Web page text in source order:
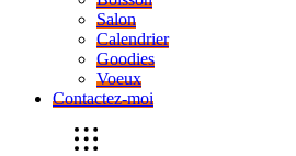
Salon
Calendrier
Goodies
Voeux
Contactez-moi